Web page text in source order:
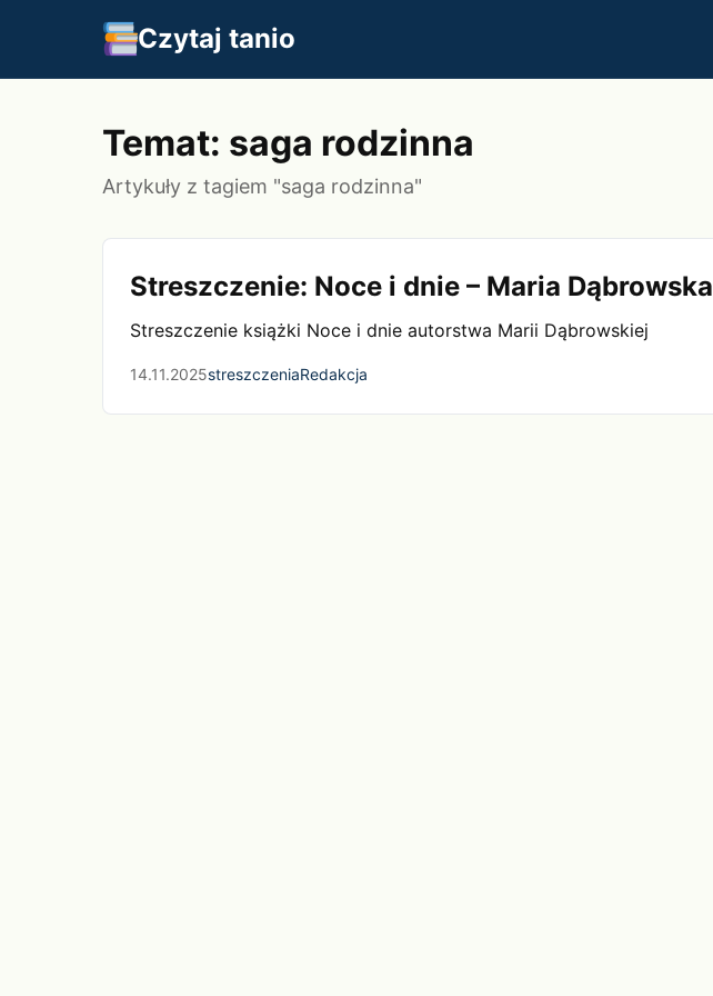
Czytaj tanio
Temat: saga rodzinna
Artykuły z tagiem "saga rodzinna"
Streszczenie: Noce i dnie – Maria Dąbrowska
Streszczenie książki Noce i dnie autorstwa Marii Dąbrowskiej
14.11.2025streszczeniaRedakcja